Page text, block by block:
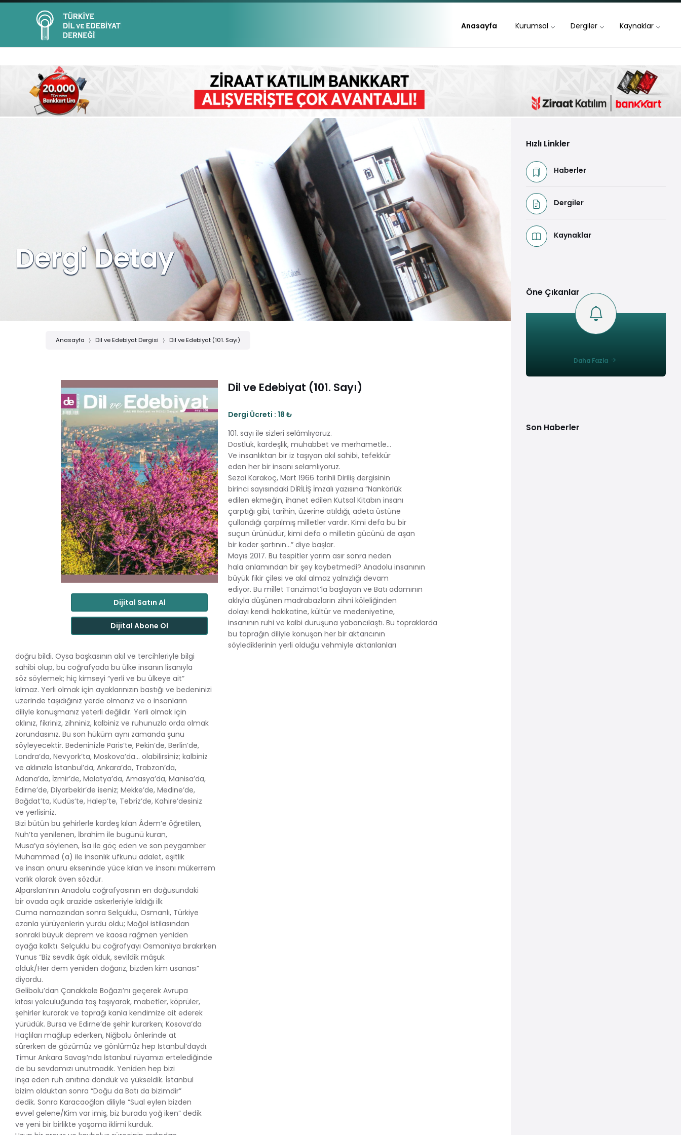
Anasayfa Kurumsal Dergiler Kaynaklar
Dergi Detay
Anasayfa Dil ve Edebiyat Dergisi Dil ve Edebiyat (101. Sayı)
Dijital Satın Al
Dijital Abone Ol
Dil ve Edebiyat (101. Sayı)
Dergi Ücreti : 18 ₺
101. sayı ile sizleri selâmlıyoruz.
Dostluk, kardeşlik, muhabbet ve merhametle...
Ve insanlıktan bir iz taşıyan akıl sahibi, tefekkür
eden her bir insanı selamlıyoruz.
Sezai Karakoç, Mart 1966 tarihli Diriliş dergisinin
birinci sayısındaki DİRİLİŞ İmzalı yazısına “Nankörlük
edilen ekmeğin, ihanet edilen Kutsal Kitabın insanı
çarptığı gibi, tarihin, üzerine atıldığı, adeta üstüne
çullandığı çarpılmış milletler vardır. Kimi defa bu bir
suçun ürünüdür, kimi defa o milletin gücünü de aşan
bir kader şartının...” diye başlar.
Mayıs 2017. Bu tespitler yarım asır sonra neden
hala anlamından bir şey kaybetmedi? Anadolu insanının
büyük fikir çilesi ve akıl almaz yalnızlığı devam
ediyor. Bu millet Tanzimat’la başlayan ve Batı adamının
aklıyla düşünen madrabazların zihni köleliğinden
dolayı kendi hakikatine, kültür ve medeniyetine,
insanının ruhi ve kalbi duruşuna yabancılaştı. Bu topraklarda
bu toprağın diliyle konuşan her bir aktarıcının
söylediklerinin yerli olduğu vehmiyle aktarılanları
doğru bildi. Oysa başkasının akıl ve tercihleriyle bilgi
sahibi olup, bu coğrafyada bu ülke insanın lisanıyla
söz söylemek; hiç kimseyi “yerli ve bu ülkeye ait”
kılmaz. Yerli olmak için ayaklarınızın bastığı ve bedeninizi
üzerinde taşıdığınız yerde olmanız ve o insanların
diliyle konuşmanız yeterli değildir. Yerli olmak için
aklınız, fikriniz, zihniniz, kalbiniz ve ruhunuzla orda olmak
zorundasınız. Bu son hüküm aynı zamanda şunu
söyleyecektir. Bedeninizle Paris’te, Pekin’de, Berlin’de,
Londra’da, Nevyork’ta, Moskova’da... olabilirsiniz; kalbiniz
ve aklınızla İstanbul’da, Ankara’da, Trabzon’da,
Adana’da, İzmir’de, Malatya’da, Amasya’da, Manisa’da,
Edirne’de, Diyarbekir’de iseniz; Mekke’de, Medine’de,
Bağdat’ta, Kudüs’te, Halep’te, Tebriz’de, Kahire’desiniz
ve yerlisiniz.
Bizi bütün bu şehirlerle kardeş kılan Âdem’e öğretilen,
Nuh’ta yenilenen, İbrahim ile bugünü kuran,
Musa’ya söylenen, İsa ile göç eden ve son peygamber
Muhammed (a) ile insanlık ufkunu adalet, eşitlik
ve insan onuru ekseninde yüce kılan ve insanı mükerrem
varlık olarak öven sözdür.
Alparslan’nın Anadolu coğrafyasının en doğusundaki
bir ovada açık arazide askerleriyle kıldığı ilk
Cuma namazından sonra Selçuklu, Osmanlı, Türkiye
ezanla yürüyenlerin yurdu oldu; Moğol istilasından
sonraki büyük deprem ve kaosa rağmen yeniden
ayağa kalktı. Selçuklu bu coğrafyayı Osmanlıya bırakırken
Yunus “Biz sevdik âşık olduk, sevildik mâşuk
olduk/Her dem yeniden doğarız, bizden kim usanası”
diyordu.
Gelibolu’dan Çanakkale Boğazı’nı geçerek Avrupa
kıtası yolculuğunda taş taşıyarak, mabetler, köprüler,
şehirler kurarak ve toprağı kanla kendimize ait ederek
yürüdük. Bursa ve Edirne’de şehir kurarken; Kosova’da
Haçlıları mağlup ederken, Niğbolu önlerinde at
sürerken de gözümüz ve gönlümüz hep İstanbul’daydı.
Timur Ankara Savaşı’nda İstanbul rüyamızı ertelediğinde
de bu sevdamızı unutmadık. Yeniden hep bizi
inşa eden ruh anıtına döndük ve yükseldik. İstanbul
bizim olduktan sonra “Doğu da Batı da bizimdir”
dedik. Sonra Karacaoğlan diliyle “Sual eylen bizden
evvel gelene/Kim var imiş, biz burada yoğ iken” dedik
ve yeni bir birlikte yaşama iklimi kurduk.
Hızlı Linkler
Haberler
Dergiler
Kaynaklar
Öne Çıkanlar
Daha Fazla
Son Haberler